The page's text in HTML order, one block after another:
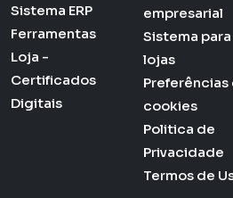
Sistema ERP
Ferramentas
Loja -
Certificados
Digitais
empresarial
Sistema para
lojas
Preferências
cookies
Politica de
Privacidade
Termos de